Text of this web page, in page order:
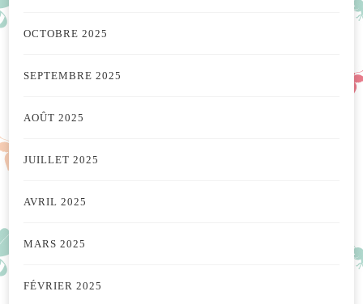
OCTOBRE 2025
SEPTEMBRE 2025
AOÛT 2025
JUILLET 2025
AVRIL 2025
MARS 2025
FÉVRIER 2025